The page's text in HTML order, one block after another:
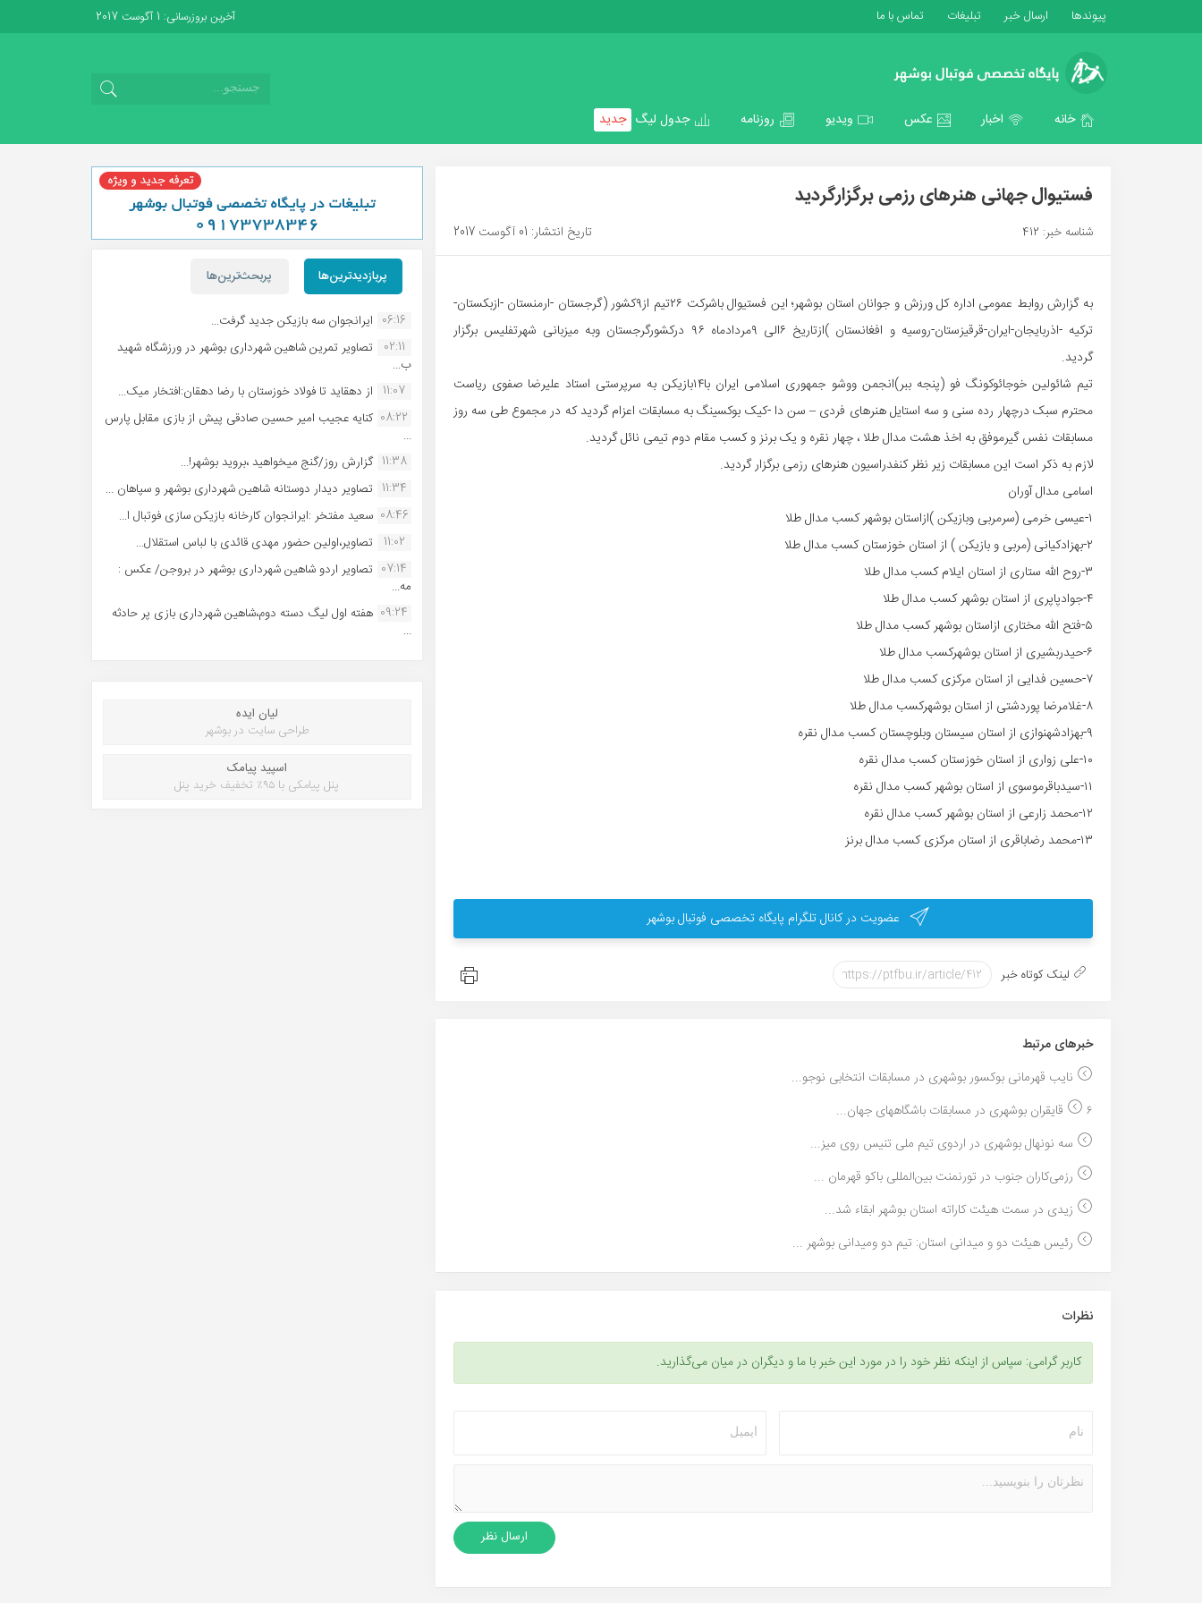
پیوندها ارسال خبر تبلیغات تماس با ما آخرین بروزرسانی: 1 آگوست 2017
خانه اخبار عکس ویدیو روزنامه جدول لیگ جدید
فستیوال جهانی هنرهای رزمی برگزارگردید
شناسه خبر: 412 تاریخ انتشار: 01 آگوست 2017
به گزارش روابط عمومی اداره کل ورزش و جوانان استان بوشهر؛ این فستیوال باشرکت ۲۶تیم از۹کشور (گرجستان -ارمنستان -ازبکستان-
ترکیه -اذربایجان-ایران-قرقیزستان-روسیه و افغانستان )ازتاریخ ۶الی ۹مردادماه ۹۶ درکشورگرجستان وبه میزبانی شهرتفلیس برگزار
گردید.
تیم شائولین خوجائوکونگ فو (پنجه ببر)انجمن ووشو جمهوری اسلامی ایران با۱۴بازیکن به سرپرستی استاد علیرضا صفوی ریاست
محترم سبک درچهار رده سنی و سه استایل هنرهای فردی – سن دا -کیک بوکسینگ به مسابقات اعزام گردید که در مجموع طی سه روز
مسابقات نفس گیرموفق به اخذ هشت مدال طلا ، چهار نقره و یک برنز و کسب مقام دوم تیمی نائل گردید.
لازم به ذکر است این مسابقات زیر نظر کنفدراسیون هنرهای رزمی برگزار گردید.
اسامی مدال آوران
۱-عیسی خرمی (سرمربی وبازیکن )ازاستان بوشهر کسب مدال طلا
۲-بهزادکیانی (مربی و بازیکن ) از استان خوزستان کسب مدال طلا
۳-روح الله ستاری از استان ایلام کسب مدال طلا
۴-جوادپاپری از استان بوشهر کسب مدال طلا
۵-فتح الله مختاری ازاستان بوشهر کسب مدال طلا
۶-حیدربشیری از استان بوشهرکسب مدال طلا
۷-حسین فدایی از استان مرکزی کسب مدال طلا
۸-غلامرضا پوردشتی از استان بوشهرکسب مدال طلا
۹-بهزادشهنوازی از استان سیستان وبلوچستان کسب مدال نقره
۱۰-علی زواری از استان خوزستان کسب مدال نقره
۱۱-سیدباقرموسوی از استان بوشهر کسب مدال نقره
۱۲-محمد زارعی از استان بوشهر کسب مدال نقره
۱۳-محمد رضاباقری از استان مرکزی کسب مدال برنز
عضویت در کانال تلگرام پایگاه تخصصی فوتبال بوشهر
لینک کوتاه خبر
خبر‌های مرتبط
نایب قهرمانی بوکسور بوشهری در مسابقات انتخابی نوجو...
۶ قایقران بوشهری در مسابقات باشگاههای جهان...
سه نونهال بوشهری در اردوی تیم ملی تنیس روی میز...
رزمی‌کاران جنوب در تورنمنت بین‌المللی باکو قهرمان ...
زیدی در سمت هیئت کاراته استان بوشهر ابقاء شد...
رئیس هیئت دو و میدانی استان: تیم دو ومیدانی بوشهر ...
نظرات
کاربر گرامی: سپاس از اینکه نظر خود را در مورد این خبر با ما و دیگران در میان می‌گذارید.
پربازدیدترین‌ها پربحث‌ترین‌ها
06:16 ایرانجوان سه بازیکن جدید گرفت...
02:11
تصاویر تمرین شاهین شهردارى بوشهر در ورزشگاه شهید
ب...
11:07 از دهقاید تا فولاد خوزستان با رضا دهقان:افتخار میک...
08:22 کنایه عجیب امیر حسین صادقی پیش از بازی مقابل پارس
...
11:38 گزارش روز/گنج میخواهید ،بروید بوشهر!...
11:34 تصاویر دیدار دوستانه شاهین شهردارى بوشهر و سپاهان ...
08:46 سعید مفتخر :ایرانجوان کارخانه بازیکن سازی فوتبال ا...
11:02
تصاویر،اولین حضور مهدی قائدی با لباس استقلال...
07:14 تصاویر اردو شاهین شهرداری بوشهر در بروجن/ عکس :
مه...
09:24 هفته اول لیگ دسته دوم،شاهین شهرداری بازی پر حادثه
...
لیان ایده
طراحی سایت در بوشهر
اسپید پیامک
پنل پیامکی با ۹۵٪ تخفیف خرید پنل